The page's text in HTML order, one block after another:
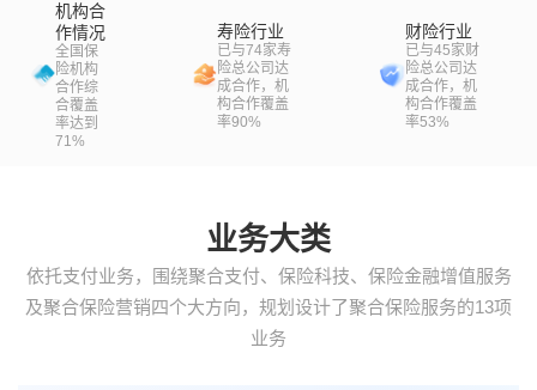
机构合
作情况
全国保
险机构
合作综
合覆盖
率达到
71%
寿险行业
已与74家寿
险总公司达
成合作，机
构合作覆盖
率90%
财险行业
已与45家财
险总公司达
成合作，机
构合作覆盖
率53%
业务大类
依托支付业务，围绕聚合支付、保险科技、保险金融增值服务
及聚合保险营销四个大方向，规划设计了聚合保险服务的13项
业务